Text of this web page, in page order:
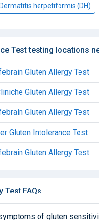
Dermatitis herpetiformis (DH)
Test testing locations
Gluten Allergy Test
Gluten Allergy Test
Gluten Allergy Test
Gluten Intolerance Test
Gluten Allergy Test
Test FAQs
of gluten